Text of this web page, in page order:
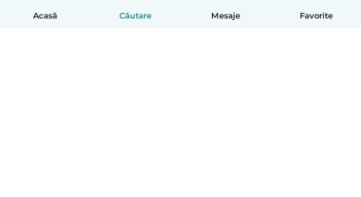
Acasă Căutare Mesaje Favorite